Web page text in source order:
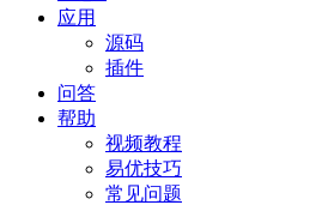
应用
源码
插件
问答
帮助
视频教程
易优技巧
常见问题